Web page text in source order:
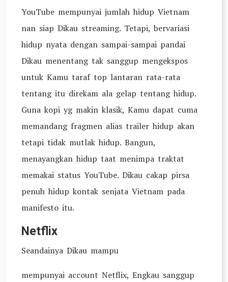
YouTube mempunyai jumlah hidup Vietnam
nan siap Dikau streaming. Tetapi, bervariasi
hidup nyata dengan sampai-sampai pandai
Dikau menentang tak sanggup mengekspos
untuk Kamu taraf top lantaran rata-rata
tentang itu direkam ala gelap tentang hidup.
Guna kopi yg makin klasik, Kamu dapat cuma
memandang fragmen alias trailer hidup akan
tetapi tidak mutlak hidup. Bangun,
menayangkan hidup taat menimpa traktat
memakai status YouTube. Dikau cakap pirsa
penuh hidup kontak senjata Vietnam pada
manifesto itu.
Netflix
Seandainya Dikau mampu
mempunyai account Netflix, Engkau sanggup